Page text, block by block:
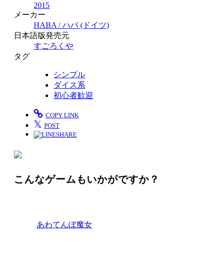
2015
メーカー
HABA / ハバ (ドイツ)
日本語版発売元
すごろくや
タグ
シンプル
ダイス系
初心者歓迎
COPY LINK
𝕏 POST
SHARE
こんなゲームもいかがですか？
あわてんぼ魔女